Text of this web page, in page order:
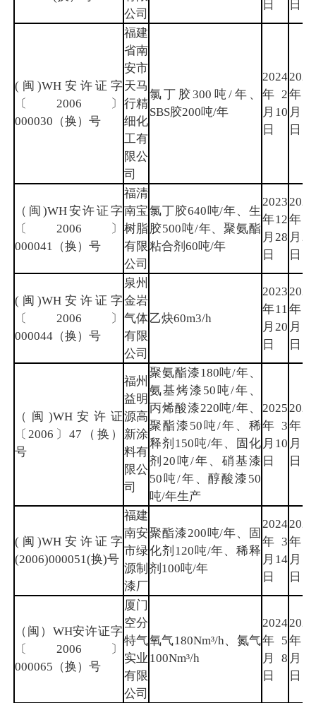
公司
日
日
(闽)WH安许证字
〔2006〕
000030（换）号
福建
省南
安市
天马
行精
细化
工有
限公
司
氯丁胶300吨/年、
SBS胶200吨/年
2024
年2
月10
日
2027
年2
月9
日
（闽)WH安许证字
〔2006〕
000041（换）号
福清
南宝
树脂
有限
公司
氯丁胶640吨/年、生
胶500吨/年、聚氨酯
粘合剂60吨/年
2023
年12
月28
日
2026
年12
月27
日
(闽)WH安许证字
〔2006〕
000044（换）号
泉州
金岩
气体
有限
公司
乙炔60m3/h
2023
年11
月20
日
2026
年11
月19
日
（闽)WH安许证
〔2006〕47（换）
号
福州
益明
源高
新涂
料有
限公
司
聚氨酯漆180吨/年、
氨基烤漆50吨/年、
丙烯酸漆220吨/年、
聚酯漆50吨/年、稀
释剂150吨/年、固化
剂20吨/年、硝基漆
50吨/年、醇酸漆50
吨/年生产
2025
年3
月10
日
2028
年3
月9
日
(闽)WH安许证字
(2006)000051(换)号
福建
南安
市绿
源制
漆厂
聚酯漆200吨/年、固
化剂120吨/年、稀释
剂100吨/年
2024
年3
月14
日
2027
年3
月13
日
（闽）WH安许证字
〔2006〕
000065（换）号
厦门
空分
特气
实业
有限
公司
氧气180Nm³/h、氮气
100Nm³/h
2024
年5
月8
日
2027
年5
月7
日